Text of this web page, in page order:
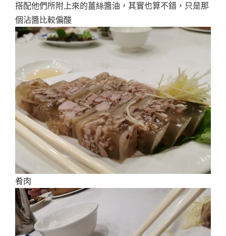
搭配他們所附上來的薑絲醬油，其實也算不錯，只是那
個沾醬比較偏酸
肴肉